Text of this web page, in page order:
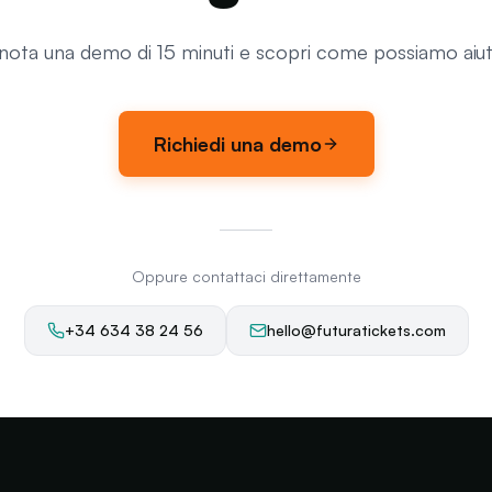
una demo di 15 minuti e scopri come possiamo
Richiedi una demo
Oppure contattaci direttamente
+34 634 38 24 56 hello@futuratickets.com